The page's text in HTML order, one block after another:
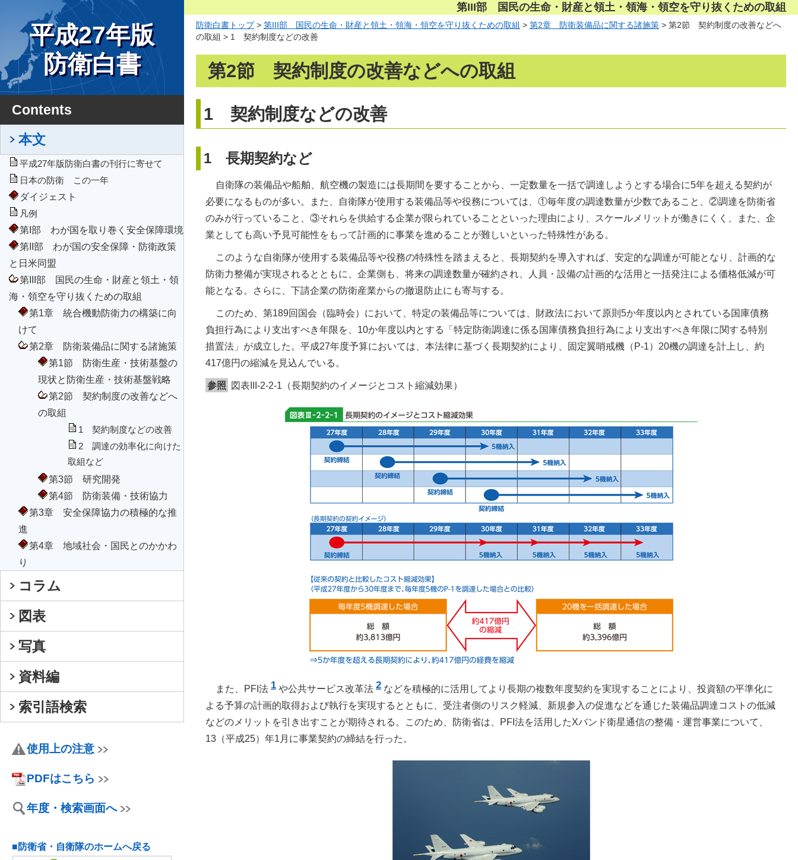
平成27年版
防衛白書
Contents
本文
平成27年版防衛白書の刊行に寄せて
日本の防衛 この一年
ダイジェスト
凡例
第I部 わが国を取り巻く安全保障環境
第II部 わが国の安全保障・防衛政策
と日米同盟
第III部 国民の生命・財産と領土・領
海・領空を守り抜くための取組
第1章 統合機動防衛力の構築に向
けて
第2章 防衛装備品に関する諸施策
第1節 防衛生産・技術基盤の
現状と防衛生産・技術基盤戦略
第2節 契約制度の改善などへ
の取組
1 契約制度などの改善
2 調達の効率化に向けた
取組など
第3節 研究開発
第4節 防衛装備・技術協力
第3章 安全保障協力の積極的な推
進
第4章 地域社会・国民とのかかわ
り
コラム
図表
写真
資料編
索引語検索
使用上の注意
PDFはこちら
年度・検索画面へ
■防衛省・自衛隊のホームへ戻る
第III部 国民の生命・財産と領土・領海・領空を守り抜くための取組
防衛白書トップ> 第III部 国民の生命・財産と領土・領海・領空を守り抜くための取組 > 第2章 防衛装備品に関する諸施策 > 第2節 契約制度の改善などへ
の取組 > 1 契約制度などの改善
第2節 契約制度の改善などへの取組
1 契約制度などの改善
1 長期契約など
自衛隊の装備品や船舶、航空機の製造には長期間を要することから、一定数量を一括で調達しようとする場合に5年を超える契約が
必要になるものが多い。また、自衛隊が使用する装備品等や役務については、①毎年度の調達数量が少数であること、②調達を防衛省
のみが行っていること、③それらを供給する企業が限られていることといった理由により、スケールメリットが働きにくく、また、企
業としても高い予見可能性をもって計画的に事業を進めることが難しいといった特殊性がある。
このような自衛隊が使用する装備品等や役務の特殊性を踏まえると、長期契約を導入すれば、安定的な調達が可能となり、計画的な
防衛力整備が実現されるとともに、企業側も、将来の調達数量が確約され、人員・設備の計画的な活用と一括発注による価格低減が可
能となる。さらに、下請企業の防衛産業からの撤退防止にも寄与する。
このため、第189回国会（臨時会）において、特定の装備品等については、財政法において原則5か年度以内とされている国庫債務
負担行為により支出すべき年限を、10か年度以内とする「特定防衛調達に係る国庫債務負担行為により支出すべき年限に関する特別
措置法」が成立した。平成27年度予算においては、本法律に基づく長期契約により、固定翼哨戒機（P-1）20機の調達を計上し、約
417億円の縮減を見込んでいる。
参照 図表III-2-2-1（長期契約のイメージとコスト縮減効果）
また、PFI法 1 や公共サービス改革法 2 などを積極的に活用してより長期の複数年度契約を実現することにより、投資額の平準化に
よる予算の計画的取得および執行を実現するとともに、受注者側のリスク軽減、新規参入の促進などを通じた装備品調達コストの低減
などのメリットを引き出すことが期待される。このため、防衛省は、PFI法を活用したXバンド衛星通信の整備・運営事業について、
13（平成25）年1月に事業契約の締結を行った。